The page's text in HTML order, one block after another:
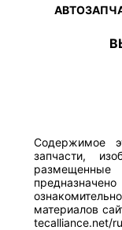
Содержимое
запчасти,
материалов
tecalliance.net/ru